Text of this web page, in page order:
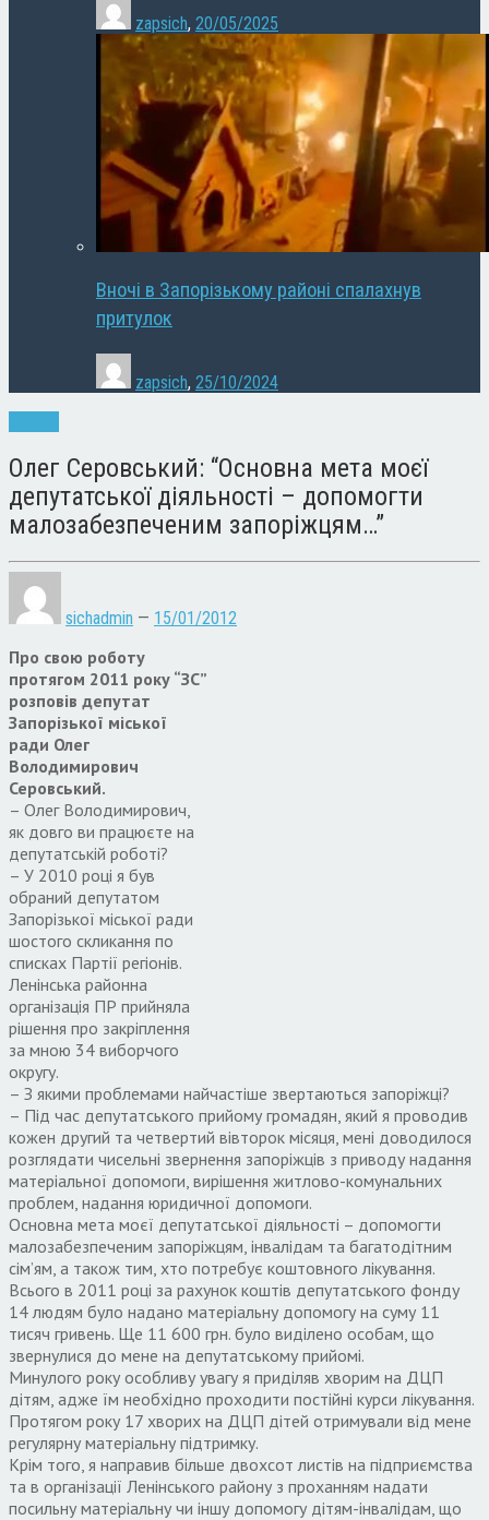
zapsich, 20/05/2025
Вночі в Запорізькому районі спалахнув
притулок
zapsich, 25/10/2024
Олег Серовський: “Основна мета моєї
депутатської діяльності – допомогти
малозабезпеченим запоріжцям…”
sichadmin — 15/01/2012
Про свою роботу
протягом 2011 року “ЗС”
розповів депутат
Запорізької міської
ради Олег
Володимирович
Серовський.
– Олег Володимирович,
як довго ви працюєте на
депутатській роботі?
– У 2010 році я був
обраний депутатом
Запорізької міської ради
шостого скликання по
списках Партії регіонів.
Ленінська районна
організація ПР прийняла
рішення про закріплення
за мною 34 виборчого
округу.
– З якими проблемами найчастіше звертаються запоріжці?
– Під час депутатського прийому громадян, який я проводив
кожен другий та четвертий вівторок місяця, мені доводилося
розглядати чисельні звернення запоріжців з приводу надання
матеріальної допомоги, вирішення житлово-комунальних
проблем, надання юридичної допомоги.
Основна мета моєї депутатської діяльності – допомогти
малозабезпеченим запоріжцям, інвалідам та багатодітним
сім’ям, а також тим, хто потребує коштовного лікування.
Всього в 2011 році за рахунок коштів депутатського фонду
14 людям було надано матеріальну допомогу на суму 11
тисяч гривень. Ще 11 600 грн. було виділено особам, що
звернулися до мене на депутатському прийомі.
Минулого року особливу увагу я приділяв хворим на ДЦП
дітям, адже їм необхідно проходити постійні курси лікування.
Протягом року 17 хворих на ДЦП дітей отримували від мене
регулярну матеріальну підтримку.
Крім того, я направив більше двохсот листів на підприємства
та в організації Ленінського району з проханням надати
посильну матеріальну чи іншу допомогу дітям-інвалідам, що